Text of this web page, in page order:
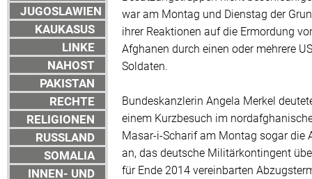
JUGOSLAWIEN
KAUKASUS
LINKE
NAHOST
PAKISTAN
RECHTE
RELIGIONEN
RUSSLAND
SOMALIA
INNEN- UND
war am Montag und Dienstag der
ihrer Reaktionen auf die Ermordung
Afghanen durch einen oder mehrere
Soldaten.
Bundeskanzlerin Angela Merkel
einem Kurzbesuch im
Masar-i-Scharif am Montag sogar die
an, das deutsche Militärkontingent
für Ende 2014 vereinbarten